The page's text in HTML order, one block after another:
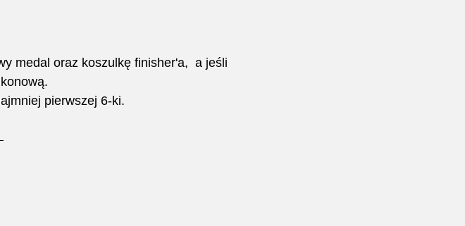
medal oraz koszulkę finisher'a,  a jeśli
pierwszej 6-ki.